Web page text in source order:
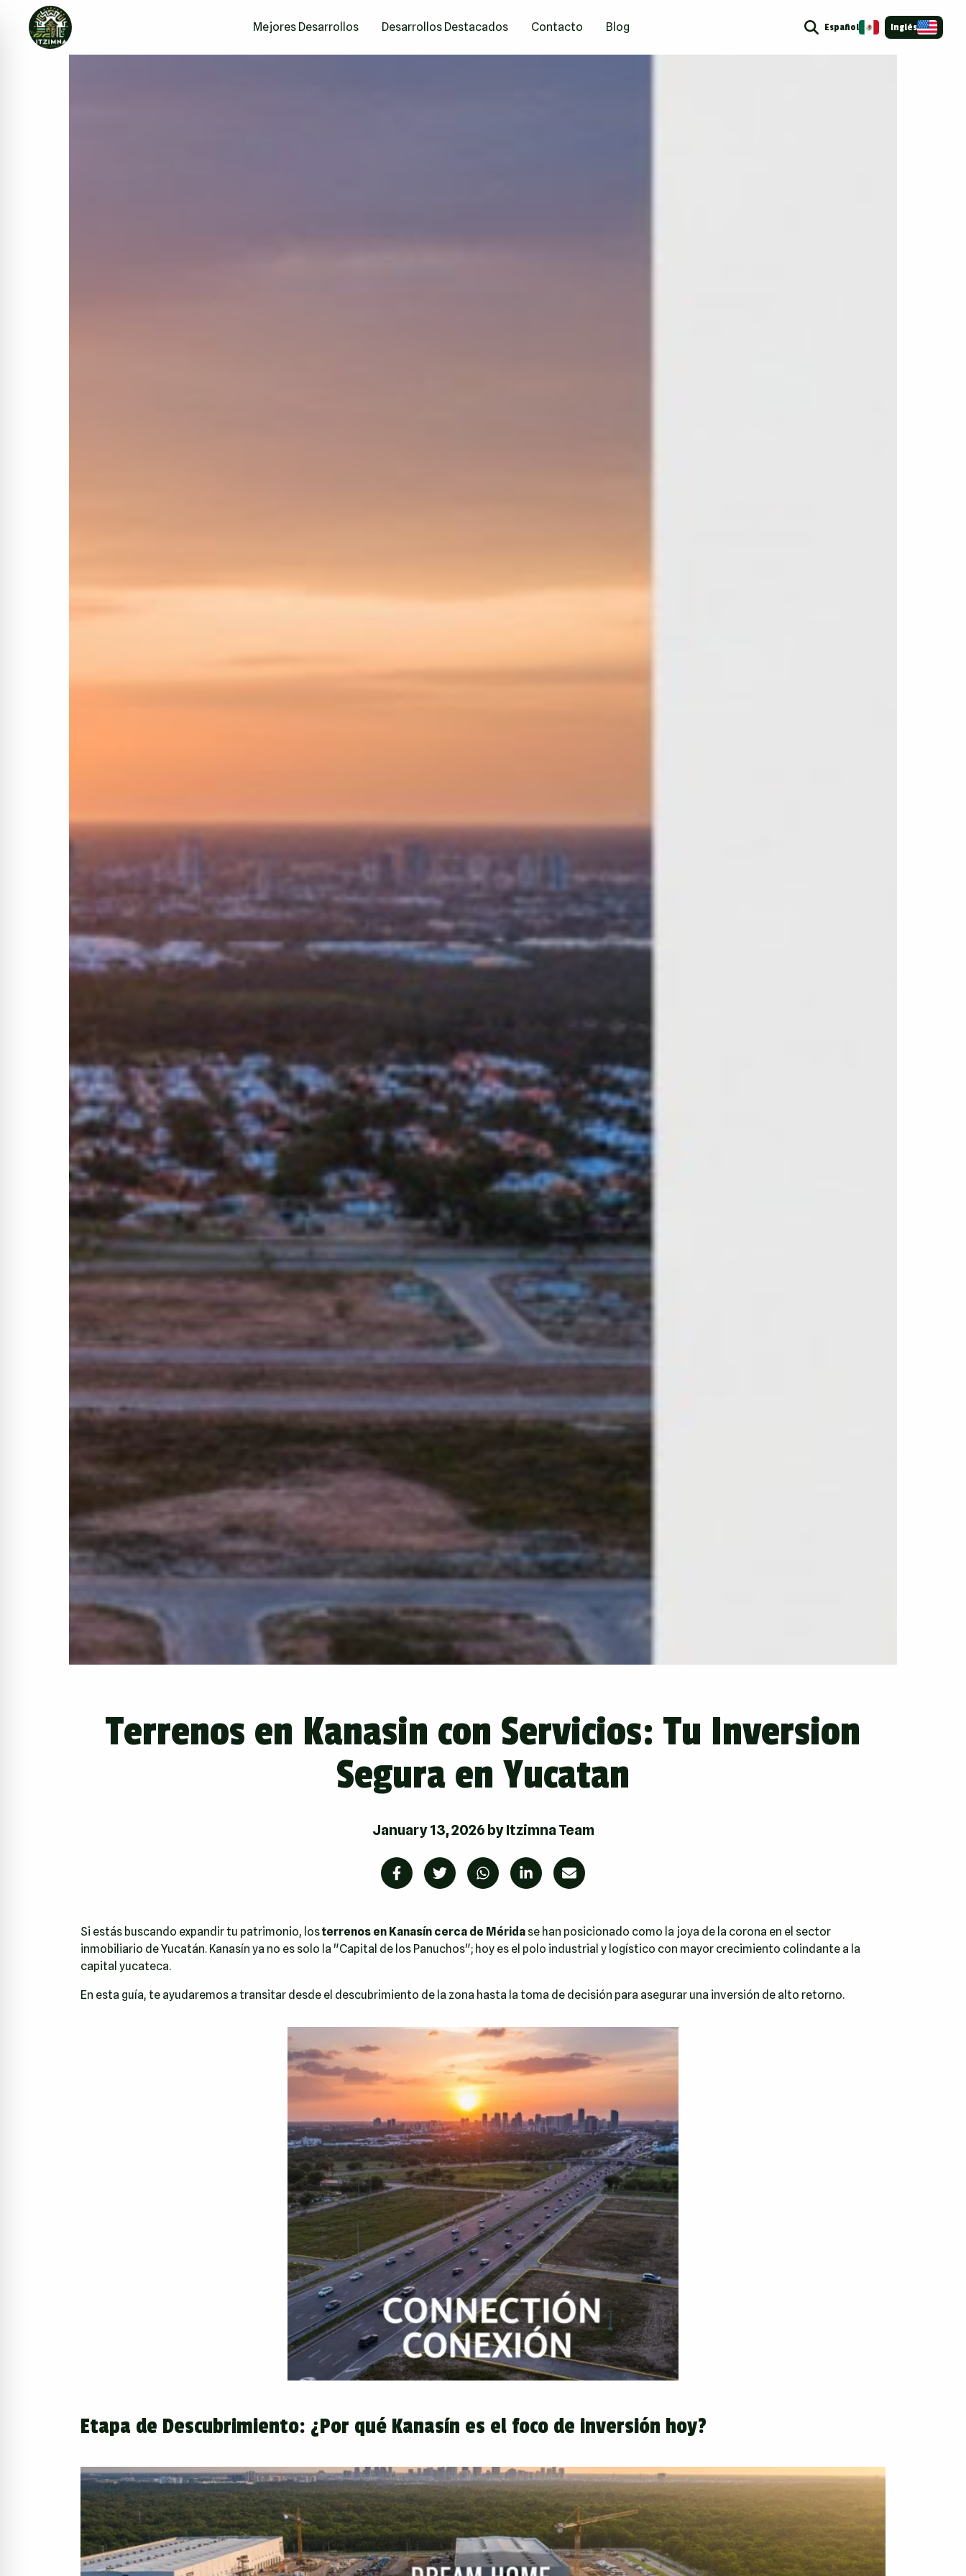
Mejores Desarrollos Desarrollos Destacados Contacto Blog Español Inglés
Terrenos en Kanasin con Servicios: Tu Inversion
Segura en Yucatan
January 13, 2026 byItzimna Team
Si estás buscando expandir tu patrimonio, losterrenos en Kanasín cerca de Mérida se han posicionado como la joya de la corona en el sector
inmobiliario de Yucatán. Kanasín ya no es solo la "Capital de los Panuchos"; hoy es el polo industrial y logístico con mayor crecimiento colindante a la
capital yucateca.
En esta guía, te ayudaremos a transitar desde el descubrimiento de la zona hasta la toma de decisión para asegurar una inversión de alto retorno.
Etapa de Descubrimiento: ¿Por qué Kanasín es el foco de inversión hoy?